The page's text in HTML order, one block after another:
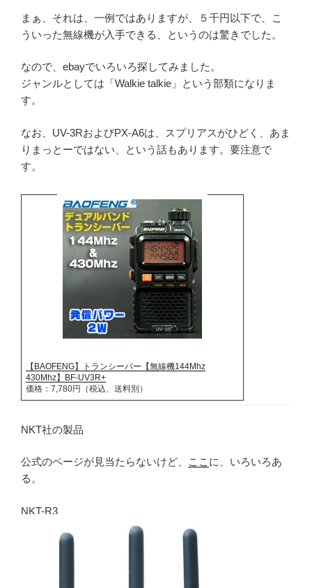
まぁ、それは、一例ではありますが、５千円以下で、こ
ういった無線機が入手できる、というのは驚きでした。
なので、ebayでいろいろ探してみました。
ジャンルとしては「Walkie talkie」という部類になりま
す。
なお、UV-3RおよびPX-A6は、スプリアスがひどく、あま
りまっとーではない、という話もあります。要注意で
す。
【BAOFENG】トランシーバー【無線機144Mhz
430Mhz】BF-UV3R+
価格：7,780円（税込、送料別）
NKT社の製品
公式のページが見当たらないけど、 ここ に、いろいろあ
る。
NKT-R3